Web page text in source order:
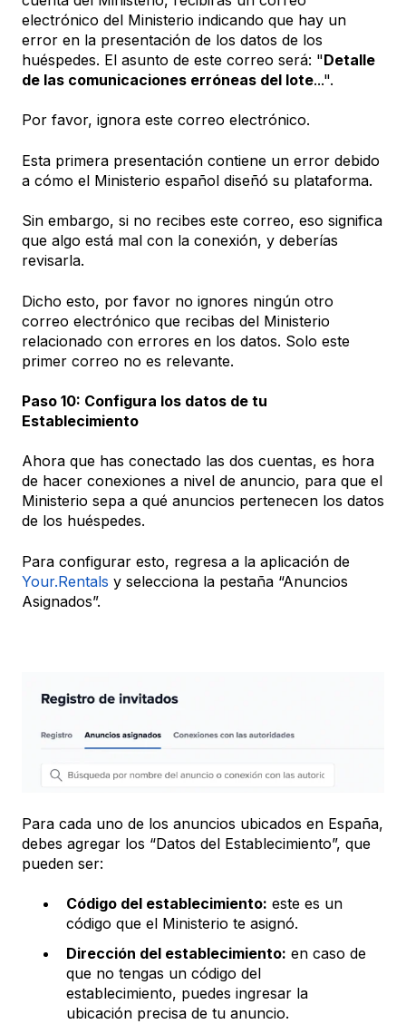
electrónico del Ministerio indicando que hay un
error en la presentación de los datos de los
huéspedes. El asunto de este correo será: "Detalle
de las comunicaciones erróneas del lote...".
Por favor, ignora este correo electrónico.
Esta primera presentación contiene un error debido
a cómo el Ministerio español diseñó su plataforma.
Sin embargo, si no recibes este correo, eso significa
que algo está mal con la conexión, y deberías
revisarla.
Dicho esto, por favor no ignores ningún otro
correo electrónico que recibas del Ministerio
relacionado con errores en los datos. Solo este
primer correo no es relevante.
Paso 10: Configura los datos de tu
Establecimiento
Ahora que has conectado las dos cuentas, es hora
de hacer conexiones a nivel de anuncio, para que el
Ministerio sepa a qué anuncios pertenecen los datos
de los huéspedes.
Para configurar esto, regresa a la aplicación de
Your.Rentals y selecciona la pestaña “Anuncios
Asignados”.
Para cada uno de los anuncios ubicados en España,
debes agregar los “Datos del Establecimiento”, que
pueden ser:
Código del establecimiento: este es un
código que el Ministerio te asignó.
Dirección del establecimiento: en caso de
que no tengas un código del
establecimiento, puedes ingresar la
ubicación precisa de tu anuncio.